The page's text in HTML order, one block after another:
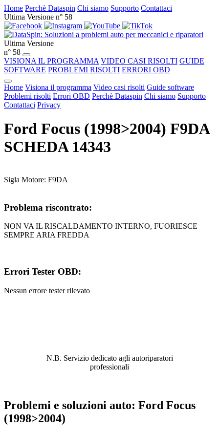
Home Perchè Dataspin Chi siamo Supporto Contattaci
Ultima Versione n° 58
Ultima Versione
n° 58
VISIONA IL PROGRAMMA VIDEO CASI RISOLTI GUIDE
SOFTWARE PROBLEMI RISOLTI ERRORI OBD
Home Visiona il programma Video casi risolti Guide software
Problemi risolti Errori OBD Perchè Dataspin Chi siamo Supporto
Contattaci Privacy
Ford Focus (1998>2004) F9DA
SCHEDA 14343
Sigla Motore: F9DA
Problema riscontrato:
NON VA IL RISCALDAMENTO INTERNO, FUORIESCE
SEMPRE ARIA FREDDA
Errori Tester OBD:
Nessun errore tester rilevato
N.B. Servizio dedicato agli autoriparatori
professionali
Problemi e soluzioni auto: Ford Focus
(1998>2004)